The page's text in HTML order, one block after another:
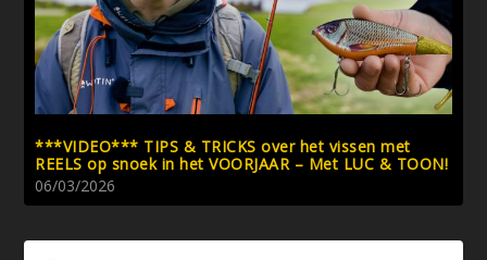
***VIDEO*** TIPS & TRICKS over het vissen met
REELS op snoek in het VOORJAAR – Met LUC & TOON!
06/03/2026